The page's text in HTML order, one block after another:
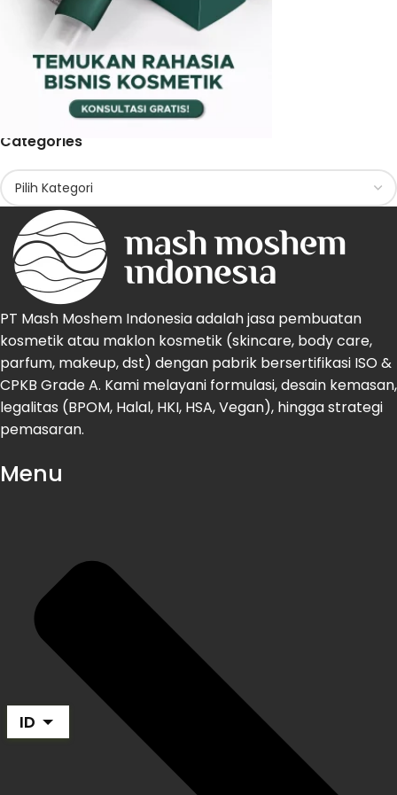
Categories
PT Mash Moshem Indonesia adalah jasa pembuatan
kosmetik atau maklon kosmetik (skincare, body care,
parfum, makeup, dst) dengan pabrik bersertifikasi ISO &
CPKB Grade A. Kami melayani formulasi, desain kemasan,
legalitas (BPOM, Halal, HKI, HSA, Vegan), hingga strategi
pemasaran.
Menu
ID